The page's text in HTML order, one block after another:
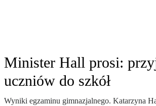
Minister Hall prosi:
uczniów do szkół
Wyniki egzaminu gimnazjalnego. Katarzyna